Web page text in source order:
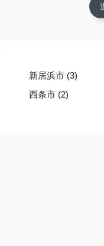
新居浜市 (3)
西条市 (2)